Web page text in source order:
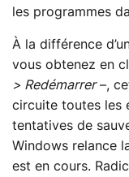
les programmes
À la différence
vous obtenez en
> Redémarrer–,
circuite toutes les
tentatives de
Windows relance
est en cours.